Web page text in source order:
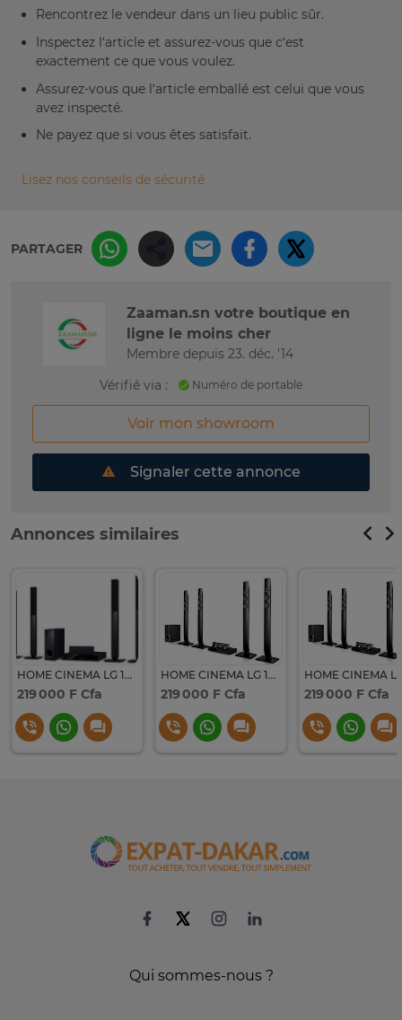
Rencontrez le vendeur dans un lieu public sûr.
Inspectez l’article et assurez-vous que c’est
exactement ce que vous voulez.
Assurez-vous que l’article emballé est celui que vous
avez inspecté.
Ne payez que si vous êtes satisfait.
Lisez nos conseils de sécurité
PARTAGER
Zaaman.sn votre boutique en
ligne le moins cher
Membre depuis 23. déc. '14
Vérifié via :
Numéro de portable
Voir mon showroom
Signaler cette annonce
Annonces similaires
HOME CINEMA LG 1000 WATT LHD657M
219 000 F Cfa
HOME CINEMA LG 1000 WATT LDH71C
219 000 F Cfa 219 000 F Cfa
Qui sommes-nous ?